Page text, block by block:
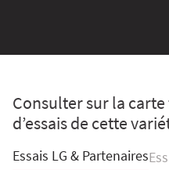
Consulter sur la
d’essais de cette
Essais LG & Partenaires